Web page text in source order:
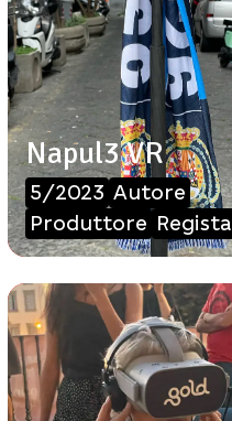
Napul3 VR
5/2023 Autore
Produttore Regista